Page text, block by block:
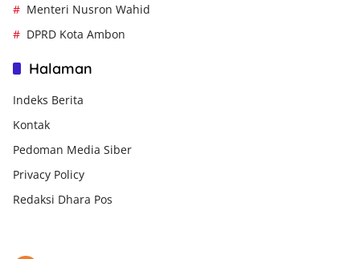
Menteri Nusron Wahid
DPRD Kota Ambon
Halaman
Indeks Berita
Kontak
Pedoman Media Siber
Privacy Policy
Redaksi Dhara Pos